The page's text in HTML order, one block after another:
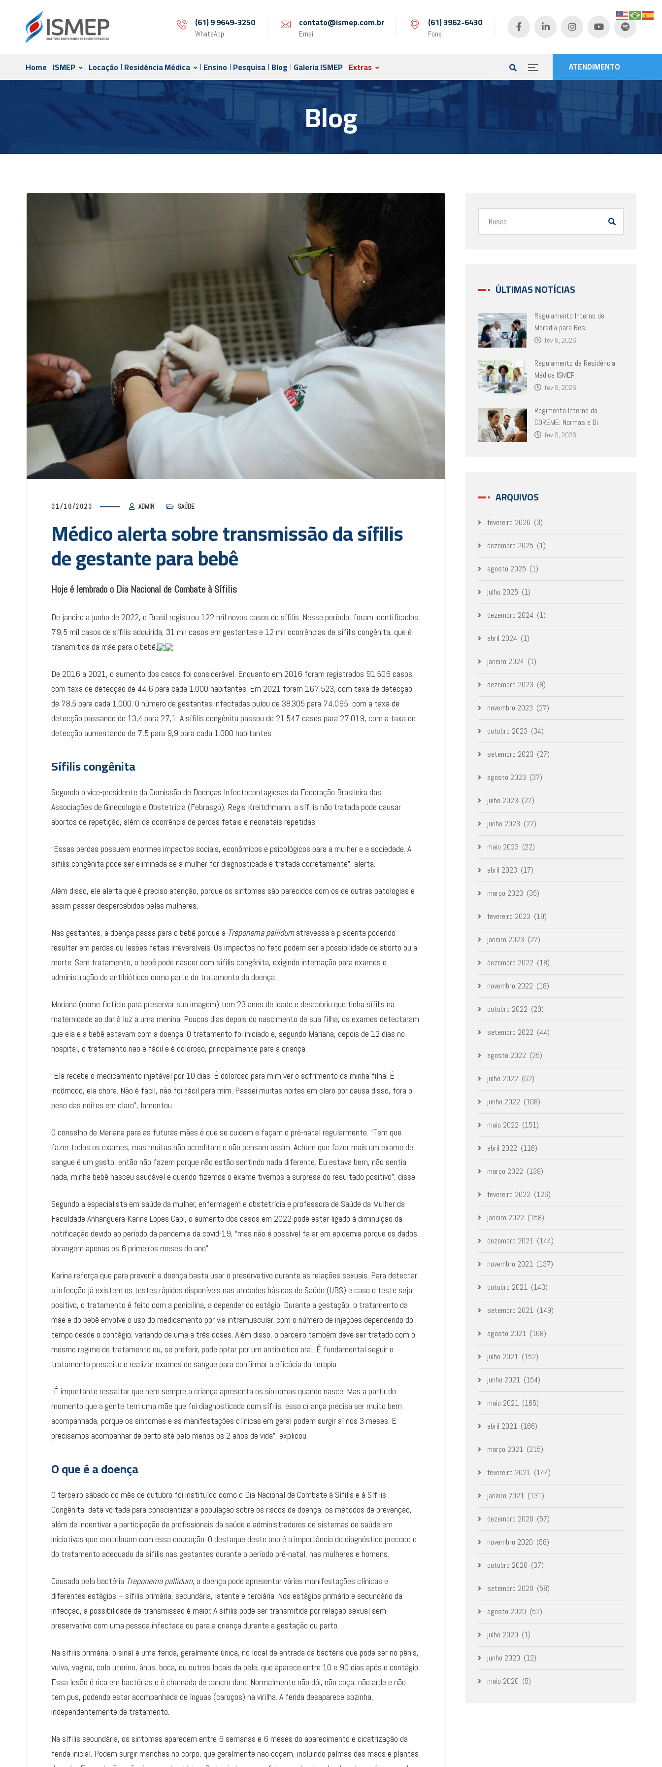
(61) 9 9649-3250
WhatsApp
contato@ismep.com.br
Email
(61) 3962-6430
Fone
ATENDIMENTO
Home ISMEP Locação Residência Médica Ensino Pesquisa Blog Galeria ISMEP Extras
Blog
31/10/2023 ADMIN SAÚDE
Médico alerta sobre transmissão da sífilis
de gestante para bebê
Hoje é lembrado o Dia Nacional de Combate à Sífilis
De janeiro a junho de 2022, o Brasil registrou 122 mil novos casos de sífilis. Nesse período, foram identificados
79,5 mil casos de sífilis adquirida, 31 mil casos em gestantes e 12 mil ocorrências de sífilis congênita, que é
transmitida da mãe para o bebê.
De 2016 a 2021, o aumento dos casos foi considerável. Enquanto em 2016 foram registrados 91.506 casos,
com taxa de detecção de 44,6 para cada 1.000 habitantes. Em 2021 foram 167.523, com taxa de detecção
de 78,5 para cada 1.000. O número de gestantes infectadas pulou de 38.305 para 74,095, com a taxa de
detecção passando de 13,4 para 27,1. A sífilis congênita passou de 21.547 casos para 27.019, com a taxa de
detecção aumentando de 7,5 para 9,9 para cada 1.000 habitantes.
Sífilis congênita
Segundo o vice-presidente da Comissão de Doenças Infectocontagiosas da Federação Brasileira das
Associações de Ginecologia e Obstetrícia (Febrasgo), Regis Kreitchmann, a sífilis não tratada pode causar
abortos de repetição, além da ocorrência de perdas fetais e neonatais repetidas.
“Essas perdas possuem enormes impactos sociais, econômicos e psicológicos para a mulher e a sociedade. A
sífilis congênita pode ser eliminada se a mulher for diagnosticada e tratada corretamente”, alerta.
Além disso, ele alerta que é preciso atenção, porque os sintomas são parecidos com os de outras patologias e
assim passar despercebidos pelas mulheres.
Nas gestantes, a doença passa para o bebê porque a Treponema pallidumatravessa a placenta podendo
resultar em perdas ou lesões fetais irreversíveis. Os impactos no feto podem ser a possibilidade de aborto ou a
morte. Sem tratamento, o bebê pode nascer com sífilis congênita, exigindo internação para exames e
administração de antibióticos como parte do tratamento da doença.
Mariana (nome fictício para preservar sua imagem) tem 23 anos de idade e descobriu que tinha sífilis na
maternidade ao dar à luz a uma menina. Poucos dias depois do nascimento de sua filha, os exames detectaram
que ela e a bebê estavam com a doença. O tratamento foi iniciado e, segundo Mariana, depois de 12 dias no
hospital, o tratamento não é fácil e é doloroso, principalmente para a criança.
“Ela recebe o medicamento injetável por 10 dias. É doloroso para mim ver o sofrimento da minha filha. É
incômodo, ela chora. Não é fácil, não foi fácil para mim. Passei muitas noites em claro por causa disso, fora o
peso das noites em claro”, lamentou.
O conselho de Mariana para as futuras mães é que se cuidem e façam o pré-natal regularmente. “Tem que
fazer todos os exames, mas muitas não acreditam e não pensam assim. Acham que fazer mais um exame de
sangue é um gasto, então não fazem porque não estão sentindo nada diferente. Eu estava bem, não sentia
nada, minha bebê nasceu saudável e quando fizemos o exame tivemos a surpresa do resultado positivo”, disse.
Segundo a especialista em saúde da mulher, enfermagem e obstetrícia e professora de Saúde da Mulher da
Faculdade Anhanguera Karina Lopes Capi, o aumento dos casos em 2022 pode estar ligado à diminuição da
notificação devido ao período da pandemia da covid-19, “mas não é possível falar em epidemia porque os dados
abrangem apenas os 6 primeiros meses do ano”.
Karina reforça que para prevenir a doença basta usar o preservativo durante as relações sexuais. Para detectar
a infecção já existem os testes rápidos disponíveis nas unidades básicas de Saúde (UBS) e caso o teste seja
positivo, o tratamento é feito com a penicilina, a depender do estágio. Durante a gestação, o tratamento da
mãe e do bebê envolve o uso do medicamento por via intramuscular, com o número de injeções dependendo do
tempo desde o contágio, variando de uma a três doses. Além disso, o parceiro também deve ser tratado com o
mesmo regime de tratamento ou, se preferir, pode optar por um antibiótico oral. É fundamental seguir o
tratamento prescrito e realizar exames de sangue para confirmar a eficácia da terapia.
“É importante ressaltar que nem sempre a criança apresenta os sintomas quando nasce. Mas a partir do
momento que a gente tem uma mãe que foi diagnosticada com sífilis, essa criança precisa ser muito bem
acompanhada, porque os sintomas e as manifestações clínicas em geral podem surgir aí nos 3 meses. E
precisamos acompanhar de perto até pelo menos os 2 anos de vida”, explicou.
O que é a doença
O terceiro sábado do mês de outubro foi instituído como o Dia Nacional de Combate à Sífilis e à Sífilis
Congênita, data voltada para conscientizar a população sobre os riscos da doença, os métodos de prevenção,
além de incentivar a participação de profissionais da saúde e administradores de sistemas de saúde em
iniciativas que contribuam com essa educação. O destaque deste ano é a importância do diagnóstico precoce e
do tratamento adequado da sífilis nas gestantes durante o período pré-natal, nas mulheres e homens.
Causada pela bactéria Treponema pallidum, a doença pode apresentar várias manifestações clínicas e
diferentes estágios – sífilis primária, secundária, latente e terciária. Nos estágios primário e secundário da
infecção, a possibilidade de transmissão é maior. A sífilis pode ser transmitida por relação sexual sem
preservativo com uma pessoa infectada ou para a criança durante a gestação ou parto.
Na sífilis primária, o sinal é uma ferida, geralmente única, no local de entrada da bactéria que pode ser no pênis,
vulva, vagina, colo uterino, ânus, boca, ou outros locais da pele, que aparece entre 10 e 90 dias após o contágio.
Essa lesão é rica em bactérias e é chamada de cancro duro. Normalmente não dói, não coça, não arde e não
tem pus, podendo estar acompanhada de ínguas (caroços) na virilha. A ferida desaparece sozinha,
independentemente de tratamento.
Na sífilis secundária, os sintomas aparecem entre 6 semanas e 6 meses do aparecimento e cicatrização da
ferida inicial. Podem surgir manchas no corpo, que geralmente não coçam, incluindo palmas das mãos e plantas
ÚLTIMAS NOTÍCIAS
Regulamento Interno de
Moradia para Resi
fev 9, 2026
Regulamento da Residência
Médica ISMEP
fev 9, 2026
Regimento Interno da
COREME: Normas e Di
fev 9, 2026
ARQUIVOS
fevereiro 2026 (3)
dezembro 2025 (1)
agosto 2025 (1)
julho 2025 (1)
dezembro 2024 (1)
abril 2024 (1)
janeiro 2024 (1)
dezembro 2023 (8)
novembro 2023 (27)
outubro 2023 (34)
setembro 2023 (27)
agosto 2023 (37)
julho 2023 (27)
junho 2023 (27)
maio 2023 (22)
abril 2023 (17)
março 2023 (35)
fevereiro 2023 (19)
janeiro 2023 (27)
dezembro 2022 (18)
novembro 2022 (18)
outubro 2022 (20)
setembro 2022 (44)
agosto 2022 (25)
julho 2022 (62)
junho 2022 (108)
maio 2022 (151)
abril 2022 (116)
março 2022 (139)
fevereiro 2022 (126)
janeiro 2022 (158)
dezembro 2021 (144)
novembro 2021 (137)
outubro 2021 (143)
setembro 2021 (149)
agosto 2021 (168)
julho 2021 (152)
junho 2021 (154)
maio 2021 (165)
abril 2021 (166)
março 2021 (215)
fevereiro 2021 (144)
janeiro 2021 (131)
dezembro 2020 (57)
novembro 2020 (58)
outubro 2020 (37)
setembro 2020 (58)
agosto 2020 (52)
julho 2020 (1)
junho 2020 (12)
maio 2020 (5)